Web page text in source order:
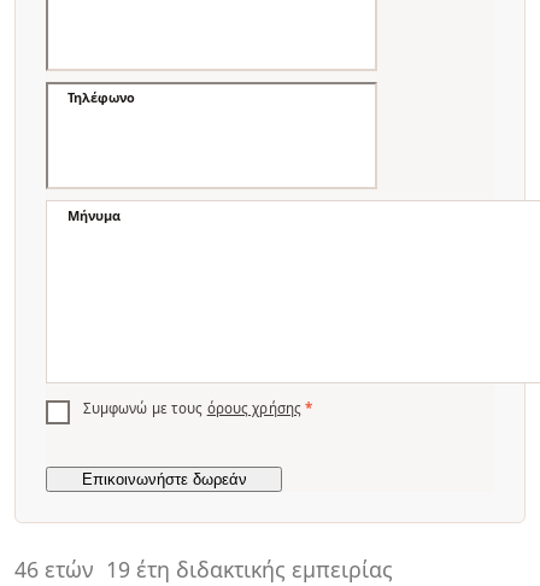
46 ετών 19 έτη διδακτικής εμπειρίας
Τηλέφωνο
Μήνυμα
Συμφωνώ με τους όρους χρήσης *